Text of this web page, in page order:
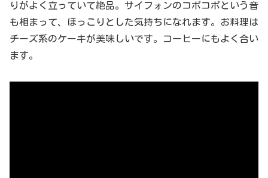
りがよく立っていて絶品。サイフォンのコポコポという音
も相まって、ほっこりとした気持ちになれます。お料理は
チーズ系のケーキが美味しいです。コーヒーにもよく合い
ます。